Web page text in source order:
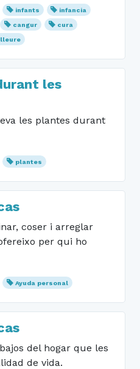
infants
infancia
cangur
cura
lleure
les
les plantes durant
plantes
coser i arreglar
per qui ho
Ayuda personal
del hogar que les
de vida.